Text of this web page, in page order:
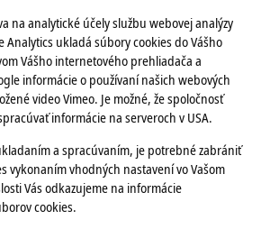
na analytické účely službu webovej analýzy
Analytics ukladá súbory cookies do Vášho
Vášho internetového prehliadača a
informácie o používaní našich webových
video Vimeo. Je možné, že spoločnosť
informácie na serveroch v USA.
a spracúvaním, je potrebné zabrániť
vykonaním vhodných nastavení vo Vašom
Vás odkazujeme na informácie
cookies.